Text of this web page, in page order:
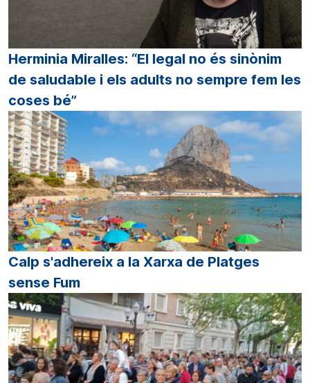
Herminia Miralles: “El legal no és sinònim
de saludable i els adults no sempre fem les
coses bé”
Calp s'adhereix a la Xarxa de Platges
sense Fum